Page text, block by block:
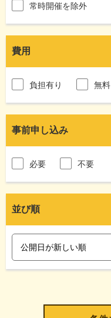
常時開催を除外
費用
負担有り 無料
事前申し込み
必要 不要
並び順